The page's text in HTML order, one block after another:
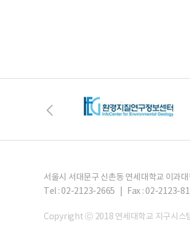
서울시 서대문구 신촌동 연세대학교 이과
Tel : 02-2123-2665 | Fax : 02-2123-
Copyright ⓒ 2018 연세대학교 지구시스